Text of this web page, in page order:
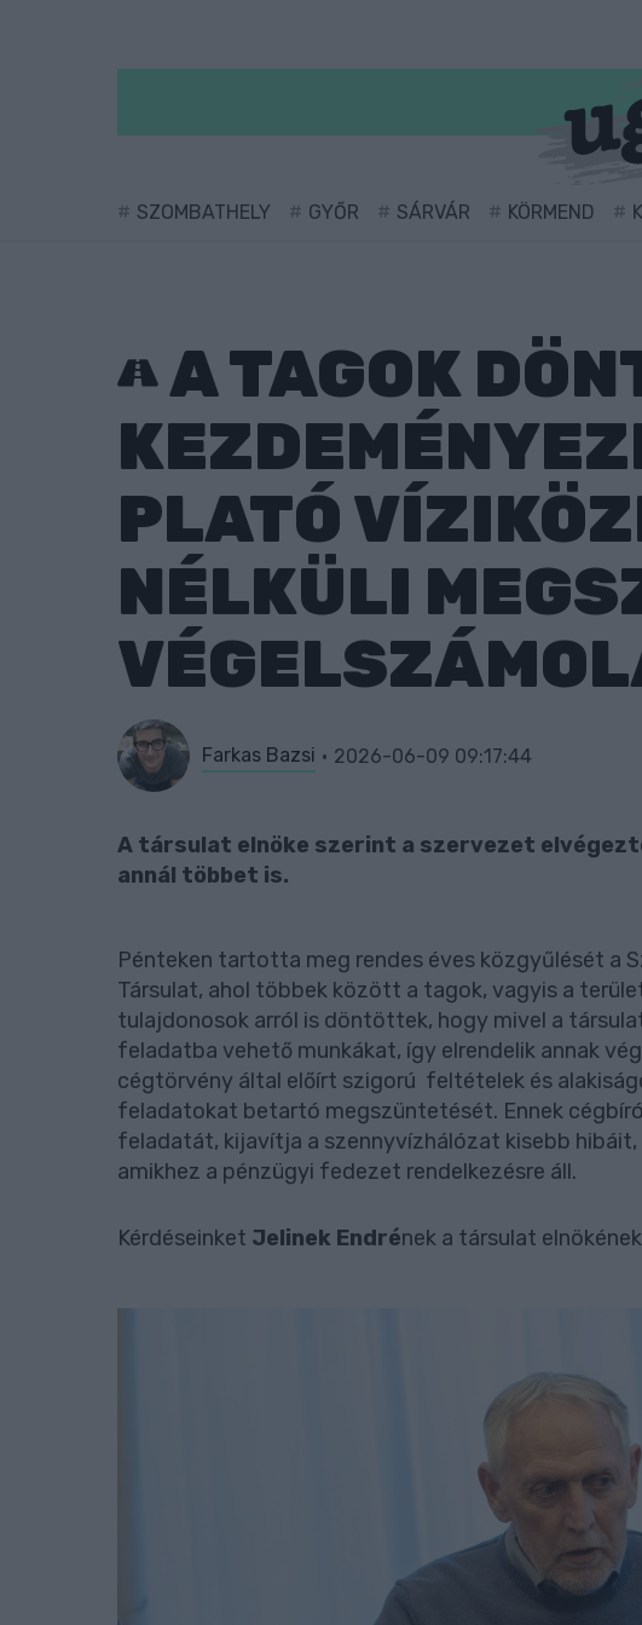
SZOMBATHELY GYŐR SÁRVÁR KÖRMEND
A TAGOK
PLATÓ
NÉLKÜLI
Farkas Bazsi 2026-06-09 09:17:44
A társulat elnöke szerint a szervezet
annál többet is.
Pénteken tartotta meg rendes éves közgyűlését a
Társulat, ahol többek között a tagok, vagyis a
tulajdonosok arról is döntöttek, hogy mivel a
feladatba vehető munkákat, így elrendelik annak
cégtörvény által előírt szigorú feltételek és
feladatokat betartó megszüntetését. Ennek
feladatát, kijavítja a szennyvízhálózat kisebb
amikhez a pénzügyi fedezet rendelkezésre áll.
Kérdéseinket Jelinek Endrének a társulat